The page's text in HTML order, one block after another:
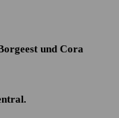
und Cora